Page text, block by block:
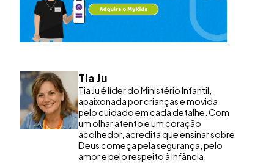
Tia Ju
Tia Ju é líder do Ministério Infantil,
apaixonada por crianças e movida
pelo cuidado em cada detalhe. Com
um olhar atento e um coração
acolhedor, acredita que ensinar sobre
Deus começa pela segurança, pelo
amor e pelo respeito à infância.